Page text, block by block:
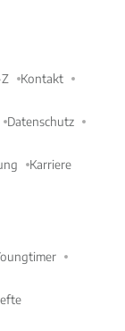
Kontakt
Datenschutz
Karriere